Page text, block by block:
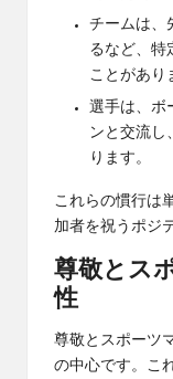
チームは、
るなど、特
ことがあり
選手は、ボ
ンと交流し
ります。
これらの慣行は
加者を祝うポジ
尊敬とス
性
尊敬とスポーツ
の中心です。こ